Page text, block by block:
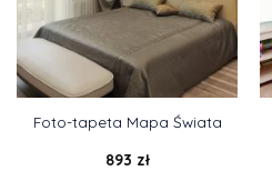
Foto-tapeta Mapa Świata
893 zł